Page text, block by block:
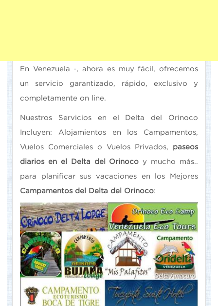
En Venezuela -, ahora es muy fácil, ofrecemos
un servicio garantizado, rápido, exclusivo y
completamente on line.
Nuestros Servicios en el Delta del Orinoco
Incluyen: Alojamientos en los Campamentos,
Vuelos Comerciales o Vuelos Privados, paseos
diarios en el Delta del Orinocoy mucho más..
para planificar sus vacaciones en los Mejores
Campamentos del Delta del Orinoco: